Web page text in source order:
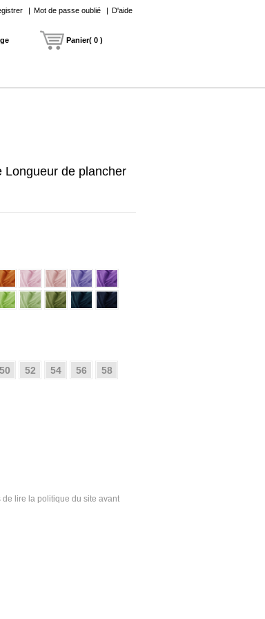
| Mot de passe oublié | D'aide
Panier( 0 )
Longueur de plancher
50 52 54 56
58
lire la politique du site avant